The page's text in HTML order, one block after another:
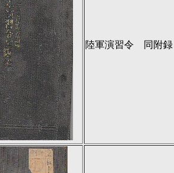
陸軍演習令 同附